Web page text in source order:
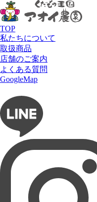
TOP
私たちについて
取扱商品
フルーツショップ アオ
タルト専門店 Lumière du
ネットショップ 愛の果
店舗のご案内
よくある質問
GoogleMap
HOME
お問い合わせ
お電話でのお
ぶどう
0725-41-6955
0725-51-7586
お問い合わせ先
お問い合わせ内容
商品について
店舗について